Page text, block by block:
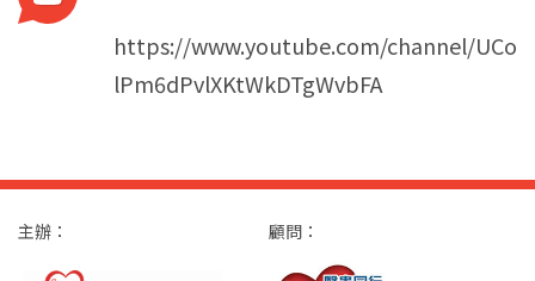
https://www.youtube.com/channel/UCo
lPm6dPvlXKtWkDTgWvbFA
主辦： 顧問：